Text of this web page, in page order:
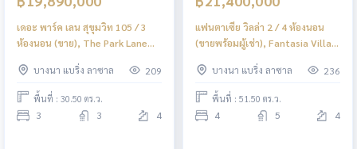
เดอะ พาร์ค เลน สุขุมวิท 105 / 3
ห้องนอน (ขาย), The Park Lane
(FOR SAEL) YOK071
บางนา แบริ่ง ลาซาล 209
พื้นที่ : 30.50 ตร.ว.
3 3 4
แฟนตาเซีย วิลล่า 2 / 4 ห้องนอน
(ขายพร้อมผู้เช่า), Fantasia Villa 2
TENANT) YOK108
บางนา แบริ่ง ลาซาล 236
พื้นที่ : 51.50 ตร.ว.
4 5 4